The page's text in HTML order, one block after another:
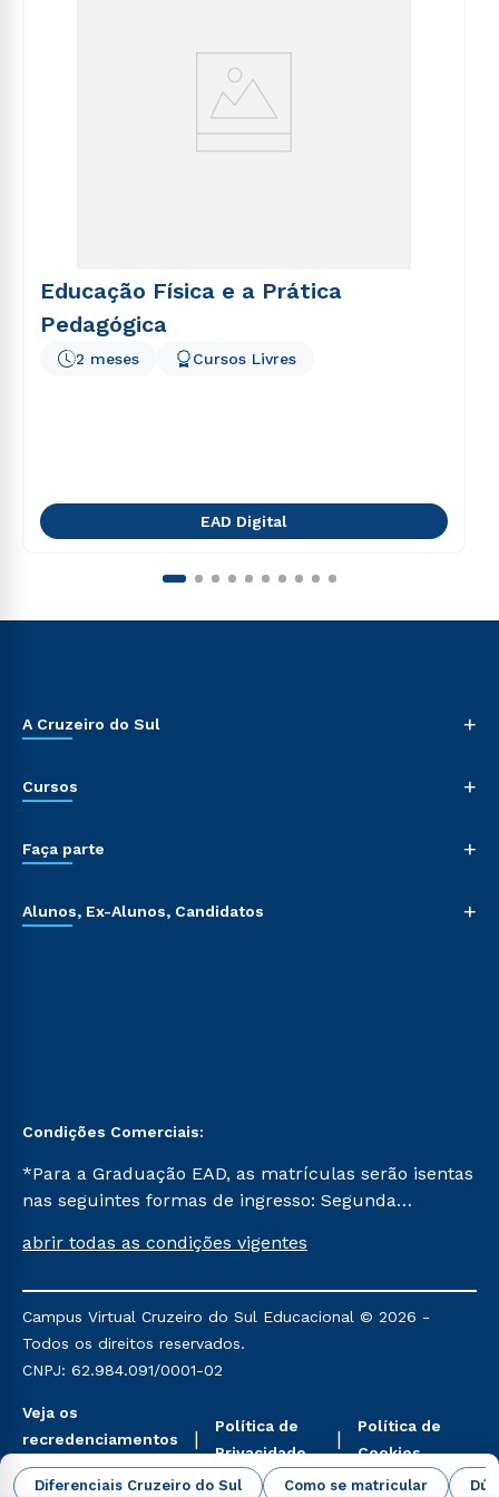
Diferenciais Cruzeiro do Sul Como se matricular
Educação Física e a Prática
Pedagógica
2 meses Cursos Livres
EAD Digital
A Cruzeiro do Sul +
Cursos +
Faça parte +
Alunos, Ex-Alunos, Candidatos +
Condições Comerciais:
*Para a Graduação EAD, as matrículas serão isentas
nas seguintes formas de ingresso: Segunda
Já para as demais, a taxa de matrícula será de R$
mencionadas são referentes aos cursos: Ensino
Religioso, Geografia para a Docência e Metodologia
do Ensino de História: Questões Atuais.
abrir todas as condições vigentes
Campus Virtual Cruzeiro do Sul Educacional © 2026 -
Todos os direitos reservados.
CNPJ: 62.984.091/0001-02
Veja os
recredenciamentos
aqui
Política de
Privacidade
Política de
Cookies